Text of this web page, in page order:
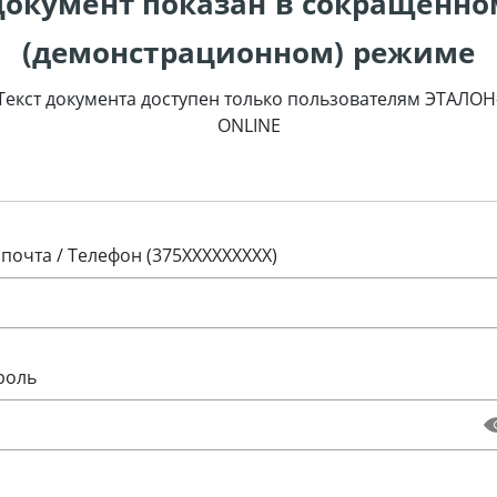
(демонстрационном) режиме
документа доступен только пользователям
ONLINE
/ Телефон (375XXXXXXXXX)